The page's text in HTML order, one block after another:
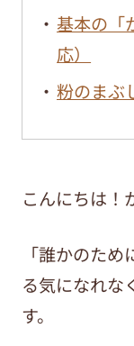
基本の「
応）
粉のまぶ
こんにちは！
「誰かのた
る気になれな
す。